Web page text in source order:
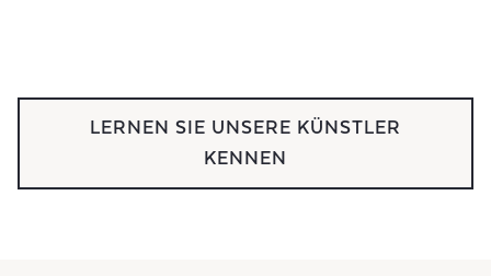
LERNEN SIE UNSERE KÜNSTLER
KENNEN